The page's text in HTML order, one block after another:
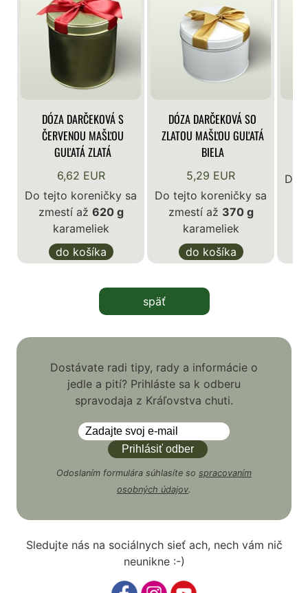
DÓZA DARČEKOVÁ S
ČERVENOU MAŠĽOU
GUĽATÁ ZLATÁ
6,62 EUR
Do tejto koreničky sa
zmestí až 620 g
karameliek
do košíka
DÓZA DARČEKOVÁ SO
ZLATOU MAŠĽOU GUĽATÁ
BIELA
5,29 EUR
Do tejto koreničky sa
zmestí až 370 g
karameliek
do košíka
Do
späť
Dostávate radi tipy, rady a informácie o
jedle a pití? Prihláste sa k odberu
spravodaja z Kráľovstva chuti.
Odoslaním formulára súhlasíte so spracovaním
osobných údajov.
Sledujte nás na sociálnych sieť ach, nech vám nič
neunikne :-)